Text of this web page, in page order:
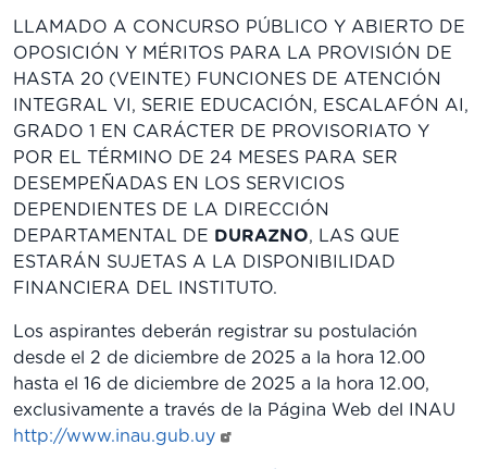
LLAMADO A CONCURSO PÚBLICO Y ABIERTO DE
OPOSICIÓN Y MÉRITOS PARA LA PROVISIÓN DE
HASTA 20 (VEINTE) FUNCIONES DE ATENCIÓN
INTEGRAL VI, SERIE EDUCACIÓN, ESCALAFÓN AI,
GRADO 1 EN CARÁCTER DE PROVISORIATO Y
POR EL TÉRMINO DE 24 MESES PARA SER
DESEMPEÑADAS EN LOS SERVICIOS
DEPENDIENTES DE LA DIRECCIÓN
DEPARTAMENTAL DE DURAZNO, LAS QUE
ESTARÁN SUJETAS A LA DISPONIBILIDAD
FINANCIERA DEL INSTITUTO.
Los aspirantes deberán registrar su postulación
desde el 2 de diciembre de 2025 a la hora 12.00
hasta el 16 de diciembre de 2025 a la hora 12.00,
exclusivamente a través de la Página Web del INAU
http://www.inau.gub.uy